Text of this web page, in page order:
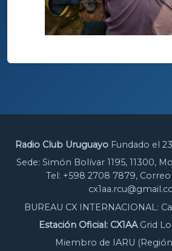
Radio Club UruguayoFundado el
Sede: Simón Bolívar 1195, 11300,
Tel: +598 2708 7879,
BUREAU CX INTERNACIONAL:
Estación Oficial: CX1AAGrid
Miembro de IARU (Región